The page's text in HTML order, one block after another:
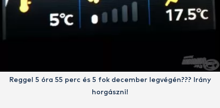
Reggel 5 óra 55 perc és 5 fok december legvégén??? Irány
horgászni!